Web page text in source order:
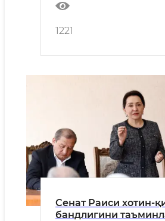
1221
Сенат Раиси хотин-
бандлигини